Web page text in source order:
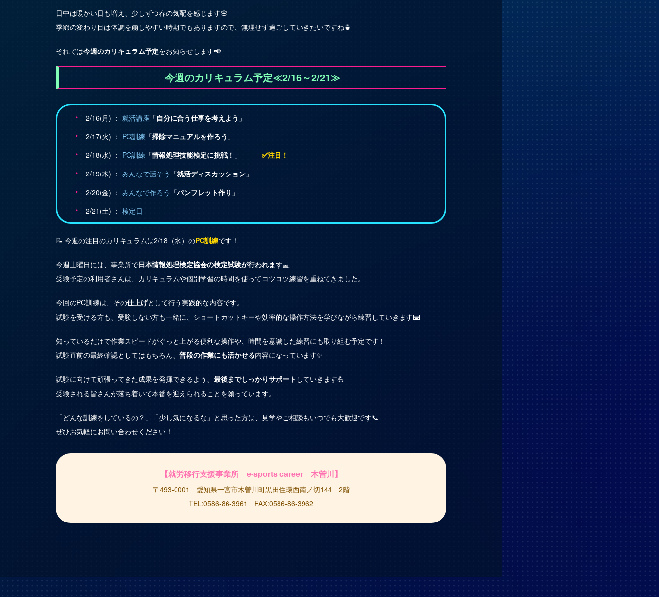
日中は暖かい日も増え、少しずつ春の気配を感じます🌸
季節の変わり目は体調を崩しやすい時期でもありますので、無理せず過ごしていきたいですね🍵
それでは今週のカリキュラム予定をお知らせします📢
今週のカリキュラム予定≪2/16～2/21≫
2/16(月) ： 就活講座 「自分に合う仕事を考えよう 」
2/17(火) ： PC訓練 「掃除マニュアルを作ろう 」
2/18(水) ： PC訓練 「情報処理技能検定に挑戦！ 」 ✅注目！
2/19(木) ： みんなで話そう 「就活ディスカッション 」
2/20(金) ： みんなで作ろう 「パンフレット作り 」
2/21(土) ： 検定日
📝 今週の注目のカリキュラムは2/18（水）のPC訓練です！
今週土曜日には、事業所で日本情報処理検定協会の検定試験が行われます💻
受験予定の利用者さんは、カリキュラムや個別学習の時間を使ってコツコツ練習を重ねてきました。
今回のPC訓練は、その仕上げとして行う実践的な内容です。
試験を受ける方も、受験しない方も一緒に、ショートカットキーや効率的な操作方法を学びながら練習していきます⌨️
知っているだけで作業スピードがぐっと上がる便利な操作や、時間を意識した練習にも取り組む予定です！
試験直前の最終確認としてはもちろん、 普段の作業にも活かせる内容になっています✨
試験に向けて頑張ってきた成果を発揮できるよう、 最後までしっかりサポート していきます💪
受験される皆さんが落ち着いて本番を迎えられることを願っています。
「どんな訓練をしているの？」「少し気になるな」と思った方は、見学やご相談もいつでも大歓迎です📞
ぜひお気軽にお問い合わせください！
【就労移行支援事業所 e-sports career 木曽川】
〒493-0001 愛知県一宮市木曽川町黒田住環西南ノ切144 2階
TEL:0586-86-3961 FAX:0586-86-3962